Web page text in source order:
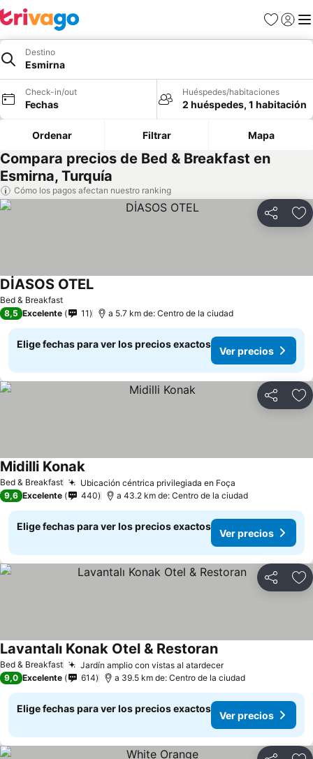
Favoritos
Iniciar
Destino
Esmirna
Check-in/out
Fechas
Huéspedes/habitaciones
2 huéspedes, 1 habitación
Ordenar Filtrar Mapa
Compara precios de Bed & Breakfast en
Esmirna, Turquía
Cómo los pagos afectan nuestro ranking
Compartir
Bed & Breakfast
DİASOS OTEL
8,5 Excelente 11 a 5.7 km de: Centro de la ciudad
Elige fechas para ver los precios exactos
Ver precios
Compartir
Bed & Breakfast Ubicación céntrica privilegiada en Foça
Midilli Konak
9,6 Excelente 440 a 43.2 km de: Centro de la ciudad
Elige fechas para ver los precios exactos
Ver precios
Compartir
Bed & Breakfast Jardín amplio con vistas al atardecer
Lavantalı Konak Otel & Restoran
9,0 Excelente 614 a 39.5 km de: Centro de la ciudad
Elige fechas para ver los precios exactos
Ver precios